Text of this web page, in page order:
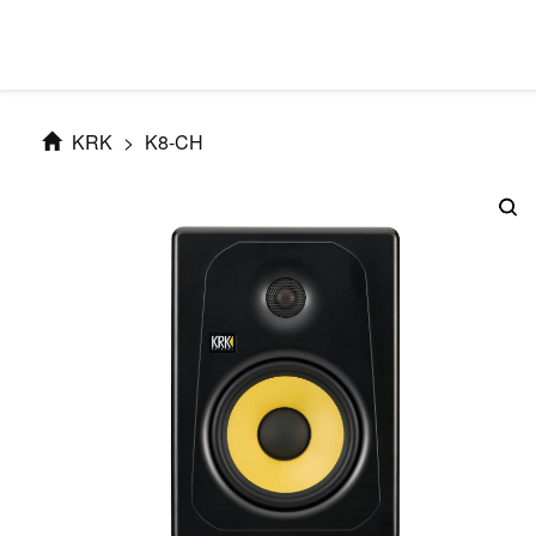
KRK > K8-CH